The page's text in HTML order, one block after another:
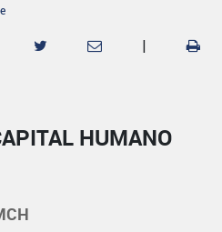
|
HUMANO